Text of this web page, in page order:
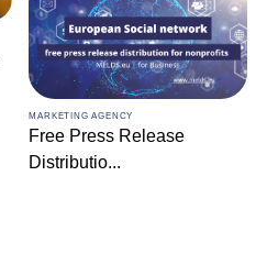
MARKETING AGENCY
Free Press Release
Distributio...